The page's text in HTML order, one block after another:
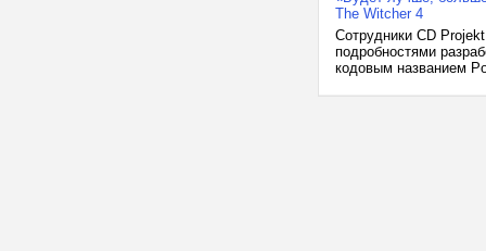
The Witcher 4
Сотрудники CD
подробностями
кодовым названием